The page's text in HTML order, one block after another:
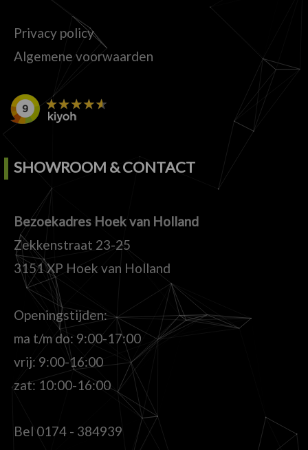
Privacy policy
Algemene voorwaarden
SHOWROOM & CONTACT
Bezoekadres Hoek van Holland
Zekkenstraat 23-25
3151 XP Hoek van Holland
Openingstijden:
ma t/m do: 9:00-17:00
vrij: 9:00-16:00
zat: 10:00-16:00
Bel 0174 - 384939